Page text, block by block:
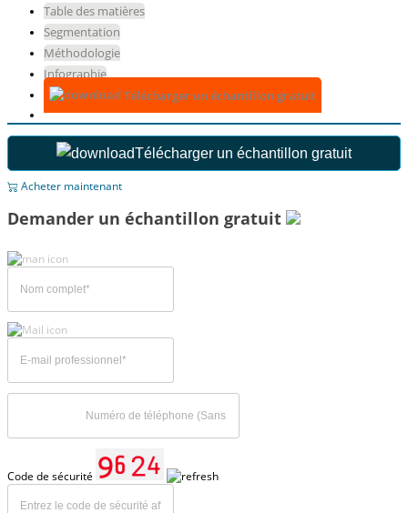
Table des matières
Segmentation
Méthodologie
Infographie
Télécharger un échantillon gratuit
Télécharger un échantillon gratuit
Acheter maintenant
Demander un échantillon gratuit
Code de sécurité